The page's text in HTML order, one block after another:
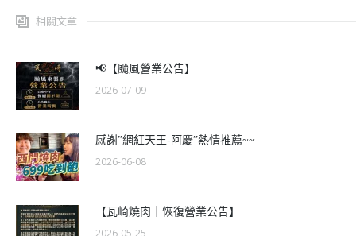
相關文章
📢【颱風營業公告】
2026-07-09
感謝”網紅天王-阿慶”熱情推薦~~
2026-06-08
【瓦崎燒肉｜恢復營業公告】